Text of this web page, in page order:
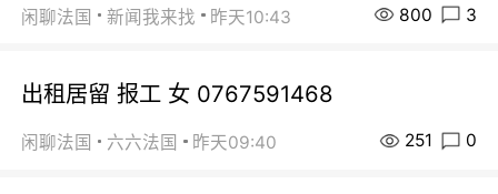
闲聊法国 新闻我来找 昨天10:43 800 3
出租居留 报工 女 0767591468
闲聊法国 六六法国 昨天09:40 251 0